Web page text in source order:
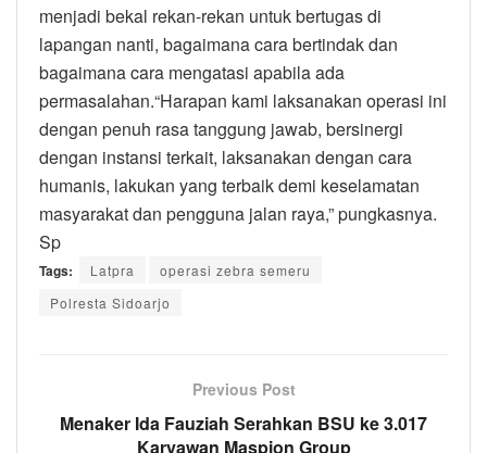
menjadi bekal rekan-rekan untuk bertugas di
lapangan nanti, bagaimana cara bertindak dan
bagaimana cara mengatasi apabila ada
permasalahan.“Harapan kami laksanakan operasi ini
dengan penuh rasa tanggung jawab, bersinergi
dengan instansi terkait, laksanakan dengan cara
humanis, lakukan yang terbaik demi keselamatan
masyarakat dan pengguna jalan raya,” pungkasnya.
Sp
Tags: Latpra
operasi zebra semeru
Polresta Sidoarjo
Previous Post
Menaker Ida Fauziah Serahkan BSU ke 3.017
Karyawan Maspion Group